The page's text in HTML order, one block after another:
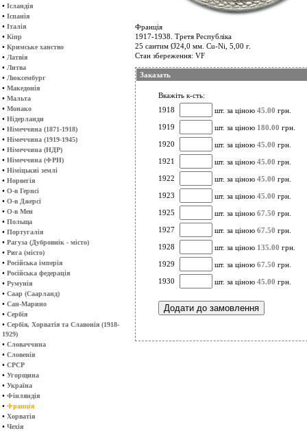
• Ісландія
• Іспанія
• Італія
• Кіпр
• Кримське ханство
• Латвія
• Литва
• Люксембург
• Македонія
• Мальта
• Монако
• Нідерланди
• Німеччина (1871-1918)
• Німеччина (1919-1945)
• Німеччина (НДР)
• Німеччина (ФРН)
• Німіцькиі землі
• Норвегія
• О-в Гернсі
• О-в Джерсі
• О-в Мен
• Польща
• Португалія
• Рагуза (Дубровнік - місто)
• Рига (місто)
• Російська імперія
• Російська федерація
• Румунія
• Саар (Саарланд)
• Сан-Марино
• Сербія
• Сербія, Хорватія та Славонія (1918-
1929)
• Словаччина
• Словенія
• СРСР
• Угорщина
• Україна
• Фінляндія
• Франція
• Хорватія
• Чехія
Франція
1917-1938. Третя Республіка
25 сантим Ø24,0 мм. Cu-Ni, 5,00 г.
Стан збереження: VF
Заказать
Вкажіть к-сть:
1918
шт. за ціною 45.00 грн.
1919
шт. за ціною 180.00 грн.
1920
шт. за ціною 45.00 грн.
1921
шт. за ціною 45.00 грн.
1922
шт. за ціною 45.00 грн.
1923
шт. за ціною 45.00 грн.
1925
шт. за ціною 67.50 грн.
1927
шт. за ціною 67.50 грн.
1928
шт. за ціною 135.00 грн.
1929
шт. за ціною 67.50 грн.
1930
шт. за ціною 45.00 грн.